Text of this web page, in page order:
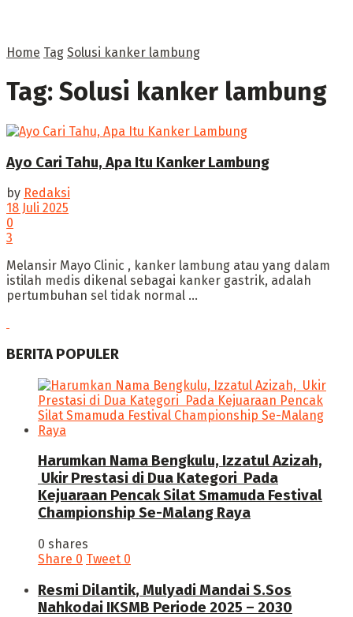
Home Tag Solusi kanker lambung
Tag: Solusi kanker lambung
Ayo Cari Tahu, Apa Itu Kanker Lambung
by Redaksi
18 Juli 2025
0
3
‎Melansir Mayo Clinic , kanker lambung atau yang dalam
istilah medis dikenal sebagai kanker gastrik, adalah
pertumbuhan sel tidak normal ...
BERITA POPULER
Harumkan Nama Bengkulu, Izzatul Azizah,
Ukir Prestasi di Dua Kategori Pada
Kejuaraan Pencak Silat Smamuda Festival
Championship Se-Malang Raya
0 shares
Share 0 Tweet 0
Resmi Dilantik, Mulyadi Mandai S.Sos
Nahkodai IKSMB Periode 2025 – 2030